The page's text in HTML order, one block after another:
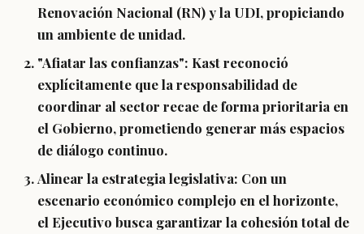
Renovación Nacional (RN) y la UDI, propiciando
un ambiente de unidad.
"Afiatar las confianzas": Kast reconoció
explícitamente que la responsabilidad de
coordinar al sector recae de forma prioritaria en
el Gobierno, prometiendo generar más espacios
de diálogo continuo.
Alinear la estrategia legislativa: Con un
escenario económico complejo en el horizonte,
el Ejecutivo busca garantizar la cohesión total de